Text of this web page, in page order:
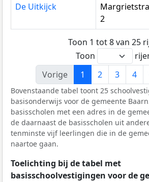
De Uitkijck
2
Toon 1 tot 8 van 25
Toon
Vorige
1 2 3 4
Bovenstaande tabel toont 25
basisonderwijs voor de gemeente
basisscholen met een adres in de
de daarnaast de basisscholen uit
tenminste vijf leerlingen die in de
naartoe gaan.
Toelichting bij de tabel met
basisschoolvestigingen voor de